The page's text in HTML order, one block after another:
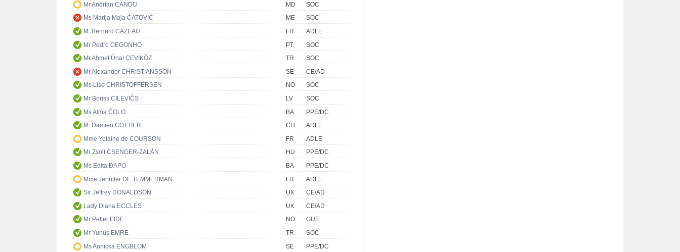
Mr Andrian CANDU
MD
SOC
Ms Marija Maja ĆATOVIĆ
ME
SOC
M. Bernard CAZEAU
FR
ADLE
Mr Pedro CEGONHO
PT
SOC
Mr Ahmet Ünal ÇEVİKÖZ
TR
SOC
Mr Alexander CHRISTIANSSON
SE
CE/AD
Ms Lise CHRISTOFFERSEN
NO
SOC
Mr Boriss CILEVIČS
LV
SOC
Ms Alma ČOLO
BA
PPE/DC
M. Damien COTTIER
CH
ADLE
Mme Yolaine de COURSON
FR
ADLE
Mr Zsolt CSENGER-ZALÁN
HU
PPE/DC
Ms Edita ĐAPO
BA
PPE/DC
Mme Jennifer DE TEMMERMAN
FR
ADLE
Sir Jeffrey DONALDSON
UK
CE/AD
Lady Diana ECCLES
UK
CE/AD
Mr Petter EIDE
NO
GUE
Mr Yunus EMRE
TR
SOC
Ms Annicka ENGBLOM
SE
PPE/DC